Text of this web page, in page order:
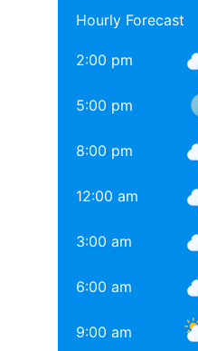
साथ अनिल थडानी, करण
Daughters of Bollywood
खूबसूरत? इन 3 बॉलीवुड
बॉलीवुड की 3 सबसे बड़ी
नाचती थीं, नाम जानकर होगी
Hourly Forecast
2:00 pm
5:00 pm
8:00 pm
12:00 am
3:00 am
6:00 am
9:00 am